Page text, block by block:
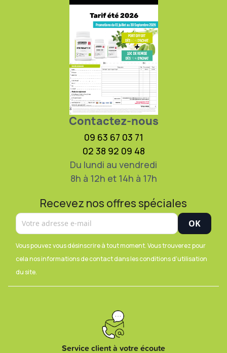
Contactez-nous
09 63 67 03 71
02 38 92 09 48
Du lundi au vendredi
8h à 12h et 14h à 17h
Recevez nos offres spéciales
Vous pouvez vous désinscrire à tout moment. Vous trouverez pour
cela nos informations de contact dans les conditions d'utilisation
du site.
Service client à votre écoute